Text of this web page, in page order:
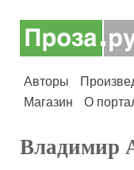
Авторы
Магазин
О
Владимир